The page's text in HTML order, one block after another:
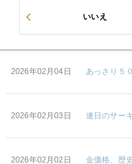
2026年02月04日 あっさり５
2026年02月03日 連日のサー
2026年02月02日 金価格、歴
いいえ